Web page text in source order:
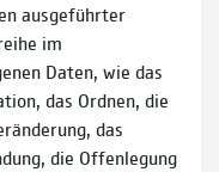
ausgeführter
im
Daten, wie das
das Ordnen, die
das
die Offenlegung